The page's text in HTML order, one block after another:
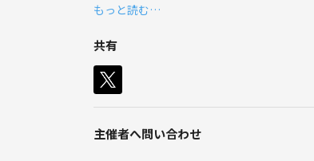
◎シュミゴルで知り合って、ラウンドや食
◎ゴルフ仲間がいない人、初心者の方、大大大
◎ゴルフをもっとしたいけど、一緒にまわ
◎まだまだ初心者だけど大丈夫かなぁ？ 😔
もっと読む…
共有
主催者へ問い合わせ